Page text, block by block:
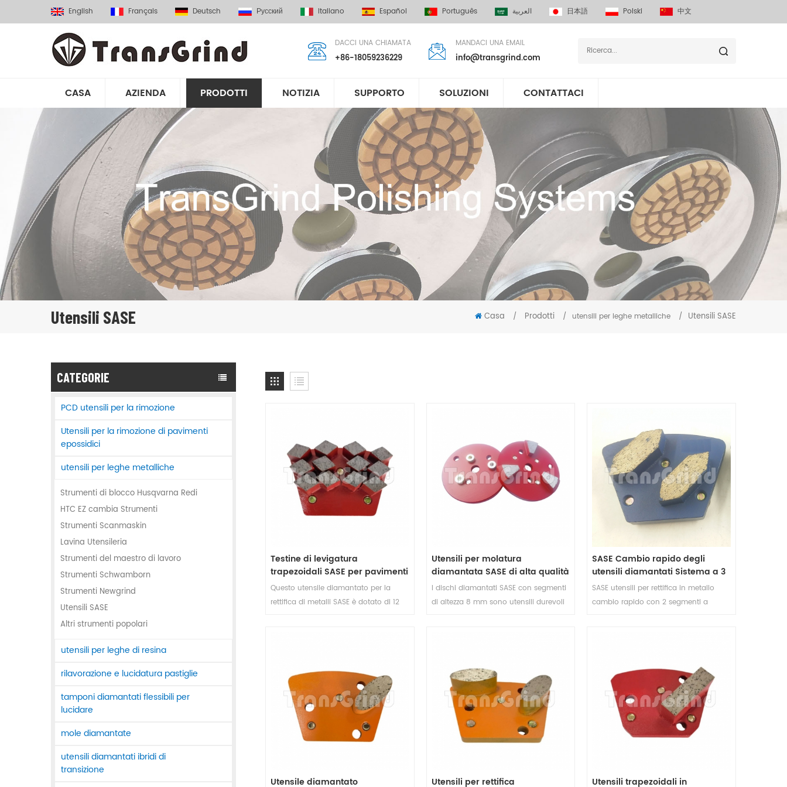
English Français Deutsch Русский Italiano Español Português العربية 日本語 Polski 中文
DACCI UNA CHIAMATA
+86-18059236229
MANDACI UNA EMAIL
info@transgrind.com
CASA AZIENDA PRODOTTI NOTIZIA SUPPORTO SOLUZIONI CONTATTACI
Utensili SASE Casa / Prodotti / utensili per leghe metalliche / Utensili SASE
CATEGORIE
PCD utensili per la rimozione
Utensili per la rimozione di pavimenti
epossidici
utensili per leghe metalliche
Strumenti di blocco Husqvarna Redi
HTC EZ cambia Strumenti
Strumenti Scanmaskin
Lavina Utensileria
Strumenti del maestro di lavoro
Strumenti Schwamborn
Strumenti Newgrind
Utensili SASE
Altri strumenti popolari
utensili per leghe di resina
rilavorazione e lucidatura pastiglie
tamponi diamantati flessibili per
lucidare
mole diamantate
utensili diamantati ibridi di
transizione
Testine di levigatura
trapezoidali SASE per pavimenti
in calcestruzzo, utensile
diamantato con 12 segmenti
Questo utensile diamantato per la
rettifica di metalli SASE è dotato di 12
prestazioni di rettifica eccezionali e
grande versatilità. È la scelta ideale per
chi cerca risultati ottimali in una
varietà di applicazioni.
Utensili per molatura
diamantata SASE di alta qualità
con 3 segmenti diamantati per
macchina SASE
I dischi diamantati SASE con segmenti
di altezza 8 mm sono utensili durevoli
progettati per essere utilizzati con le
levigatrici per pavimenti SASE .
SASE Cambio rapido degli
utensili diamantati Sistema a 3
perni per levigare calcestruzzo
da morbido a duro
SASE utensili per rettifica in metallo
cambio rapido con 2 segmenti a
il rivestimento.
Utensile diamantato
Utensili per rettifica
Utensili trapezoidali in